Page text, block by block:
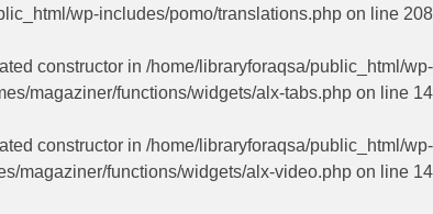
wp-includes/pomo/translations.php on line 208
constructor in /home/libraryforaqsa/public_html/wp-
magaziner/functions/widgets/alx-tabs.php on line 14
constructor in /home/libraryforaqsa/public_html/wp-
magaziner/functions/widgets/alx-video.php on line 14